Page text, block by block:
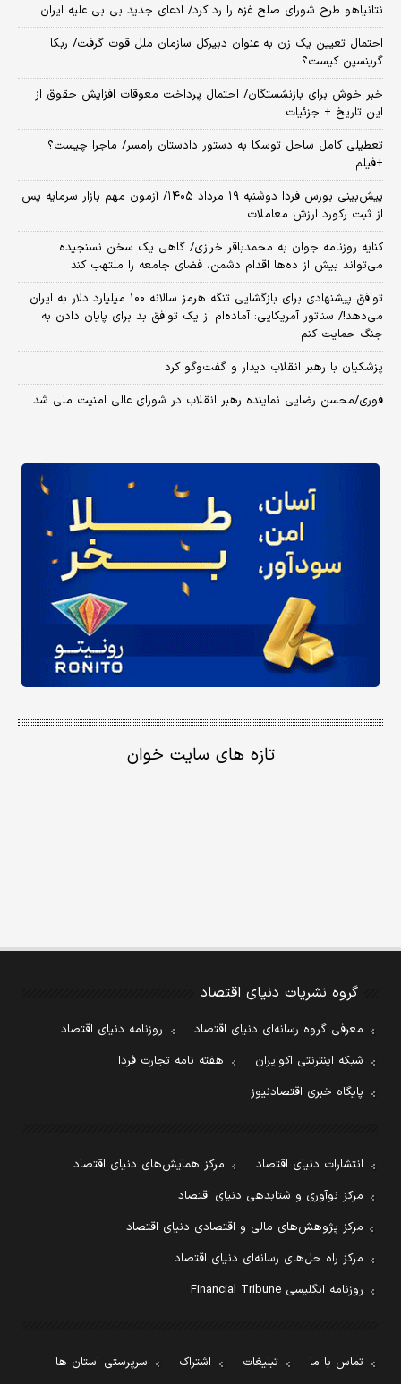
نتانیاهو طرح شورای صلح غزه را رد کرد/ ادعای جدید بی بی علیه ایران
احتمال تعیین یک زن به عنوان دبیرکل سازمان ملل قوت گرفت/ ربکا
گرینسپن کیست؟
خبر خوش برای بازنشستگان/ احتمال پرداخت معوقات افزایش حقوق از
این تاریخ + جزئیات
تعطیلی کامل ساحل توسکا به دستور دادستان رامسر/ ماجرا چیست؟
+فیلم
​پیش‌بینی بورس فردا دوشنبه ۱۹ مرداد ۱۴۰۵/ آزمون مهم بازار سرمایه پس
از ثبت رکورد ارزش معاملات
کنایه روزنامه جوان به محمدباقر خرازی/ گاهی یک سخن نسنجیده
می‌تواند بیش از ده‌ها اقدام دشمن، فضای جامعه را ملتهب کند
توافق پیشنهادی برای بازگشایی تنگه هرمز سالانه ۱۰۰ میلیارد دلار به ایران
می‌دهد!/ سناتور آمریکایی: آماده‌ام از یک توافق بد برای پایان دادن به
جنگ حمایت کنم
پزشکیان با رهبر انقلاب دیدار و گفت‌وگو کرد
فوری/محسن رضایی نماینده رهبر انقلاب در شورای عالی امنیت ملی شد
تازه های سایت خوان
گروه نشریات دنیای اقتصاد
معرفی گروه رسانه‌ای دنیای اقتصاد
روزنامه دنیای اقتصاد
شبکه اینترنتی اکوایران
هفته نامه تجارت فردا
پایگاه خبری اقتصادنیوز
انتشارات دنیای اقتصاد
مرکز همایش‌های دنیای اقتصاد
مرکز نوآوری و شتابدهی دنیای اقتصاد
مرکز پژوهش‌های مالی و اقتصادی دنیای اقتصاد
مرکز راه حل‌های رسانه‌ای دنیای اقتصاد
روزنامه انگلیسی Financial Tribune
تماس با ما تبلیغات اشتراک سرپرستی استان ها